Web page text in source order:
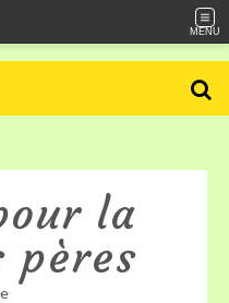
MENU
la
pères